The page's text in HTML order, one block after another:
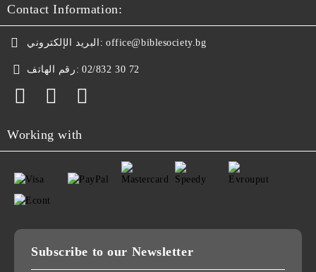
Contact Information:
البريد الإلكتروني: office@biblesociety.bg
رقم الهاتف: 02/832 30 72
Working with
Subscribe to our Newsletter